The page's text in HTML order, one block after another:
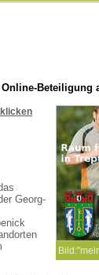
Beteiligung
Georg-